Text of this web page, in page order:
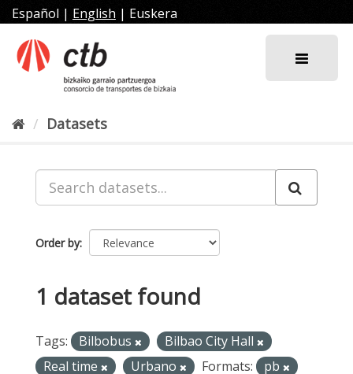
Skip
to
content
Español | English | Euskera
Datasets
Order by
1 dataset found
Tags: Bilbobus
Bilbao City Hall
Real time
Urbano Formats:
pb